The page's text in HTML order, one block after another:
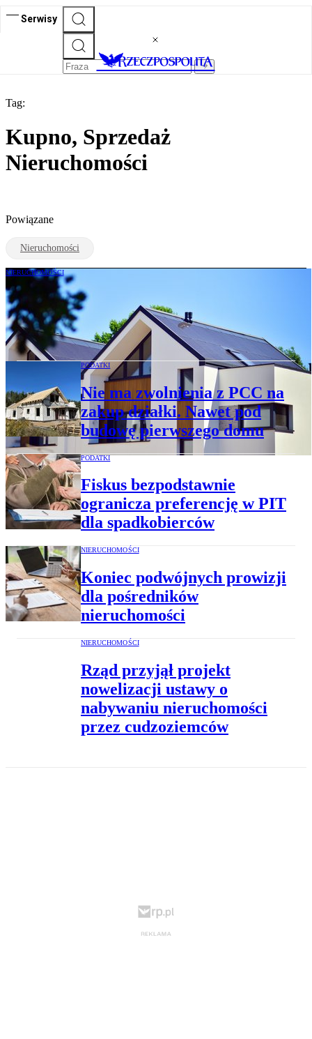
Serwisy
Tag:
Kupno, Sprzedaż
Nieruchomości
Powiązane
Nieruchomości
NIERUCHOMOŚCI
Nawet 5 tys. zł kary za brak świadectwa
energetycznego. Kiedy dokument jest
obowiązkowy
PODATKI
Nie ma zwolnienia z PCC na
zakup działki. Nawet pod
budowę pierwszego domu
PODATKI
Fiskus bezpodstawnie
ogranicza preferencję w PIT
dla spadkobierców
NIERUCHOMOŚCI
Koniec podwójnych prowizji
dla pośredników
nieruchomości
NIERUCHOMOŚCI
Rząd przyjął projekt
nowelizacji ustawy o
nabywaniu nieruchomości
przez cudzoziemców